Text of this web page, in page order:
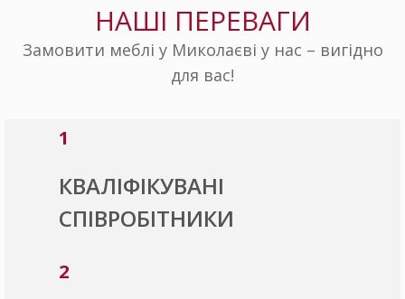
НАШІ ПЕРЕВАГИ
Замовити меблі у Миколаєві у нас – вигідно
для вас!
1
КВАЛІФІКУВАНІ
СПІВРОБІТНИКИ
2